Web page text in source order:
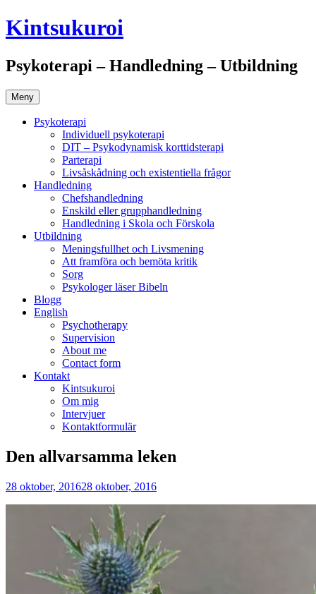
Gå
till
Kintsukuroi
Psykoterapi – Handledning – Utbildning
Meny
Psykoterapi
Individuell psykoterapi
DIT – Psykodynamisk korttidsterapi
Parterapi
Livsåskådning och existentiella frågor
Handledning
Chefshandledning
Enskild eller grupphandledning
Handledning i Skola och Förskola
Utbildning
Meningsfullhet och Livsmening
Att framföra och bemöta kritik
Sorg
Psykologer läser Bibeln
Blogg
English
Psychotherapy
Supervision
About me
Contact form
Kontakt
Kintsukuroi
Om mig
Intervjuer
Kontaktformulär
Den allvarsamma leken
28 oktober, 201628 oktober, 2016